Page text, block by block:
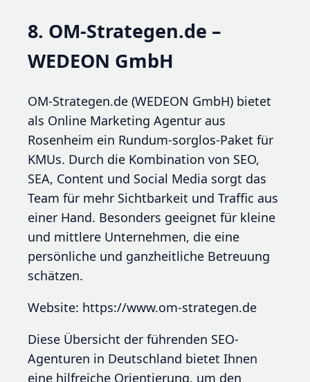
8. OM-Strategen.de –
WEDEON GmbH
OM-Strategen.de (WEDEON GmbH) bietet
als Online Marketing Agentur aus
Rosenheim ein Rundum-sorglos-Paket für
KMUs. Durch die Kombination von SEO,
SEA, Content und Social Media sorgt das
Team für mehr Sichtbarkeit und Traffic aus
einer Hand. Besonders geeignet für kleine
und mittlere Unternehmen, die eine
persönliche und ganzheitliche Betreuung
schätzen.
Website: https://www.om-strategen.de
Diese Übersicht der führenden SEO-
Agenturen in Deutschland bietet Ihnen
eine hilfreiche Orientierung, um den